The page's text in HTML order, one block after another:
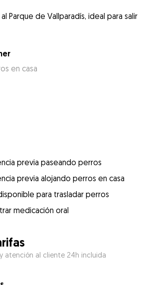
Parque de Vallparadís, ideal para salir
en casa
previa paseando perros
previa alojando perros en casa
para trasladar perros
medicación oral
atención al cliente 24h incluida